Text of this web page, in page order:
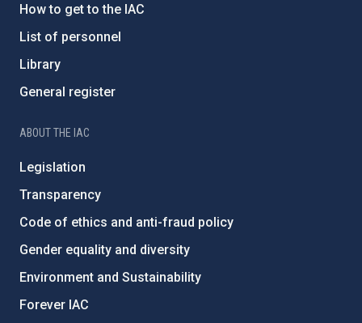
How to get to the IAC
List of personnel
Library
General register
ABOUT THE IAC
Legislation
Transparency
Code of ethics and anti-fraud policy
Gender equality and diversity
Environment and Sustainability
Forever IAC